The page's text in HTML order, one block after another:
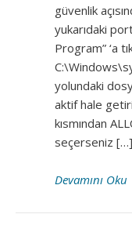
güvenlik
yukarıdaki
Program” ‘a
yolundaki
aktif hale
kısmından
seçerseniz […]
Devamını Oku